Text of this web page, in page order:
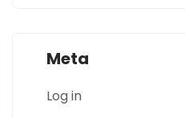
Meta
Log in